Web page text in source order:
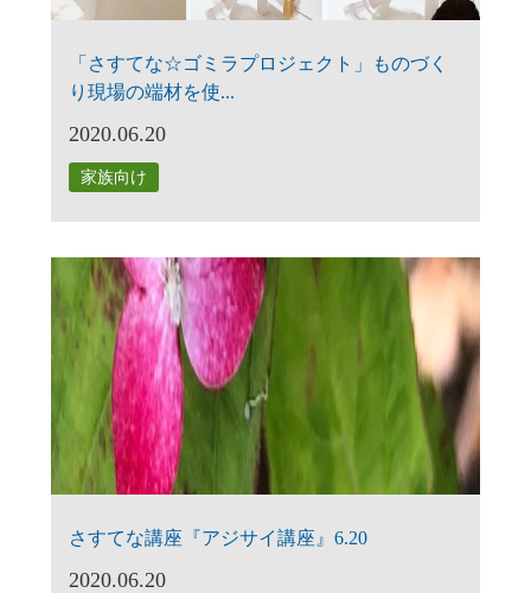
「さすてな☆ゴミラプロジェクト」ものづく
り現場の端材を使...
2020.06.20
家族向け
さすてな講座『アジサイ講座』6.20
2020.06.20